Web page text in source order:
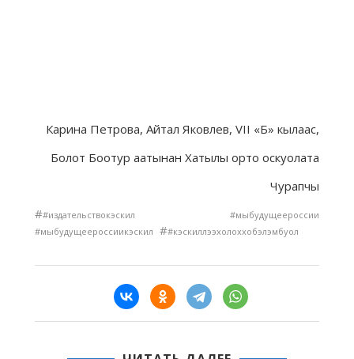
Карина Петрова, Айтал Яковлев, VII «Б» кылаас,
Болот Боотур аатынан Хатылы орто оскуолата
Чурапчы
##издательствокэскил #мыбудущеероссии
#мыбудущеероссиикэскил ##кэскиллээхолоххобэлэмбуол